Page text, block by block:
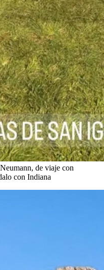
de viaje con
con Indiana